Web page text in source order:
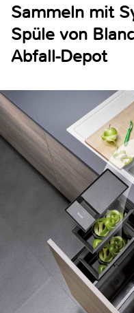
Sammeln mit
Spüle von
Abfall-Depot